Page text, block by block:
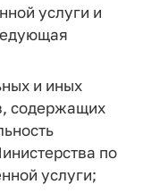
услуги и
и иных
содержащих
по
услуги;